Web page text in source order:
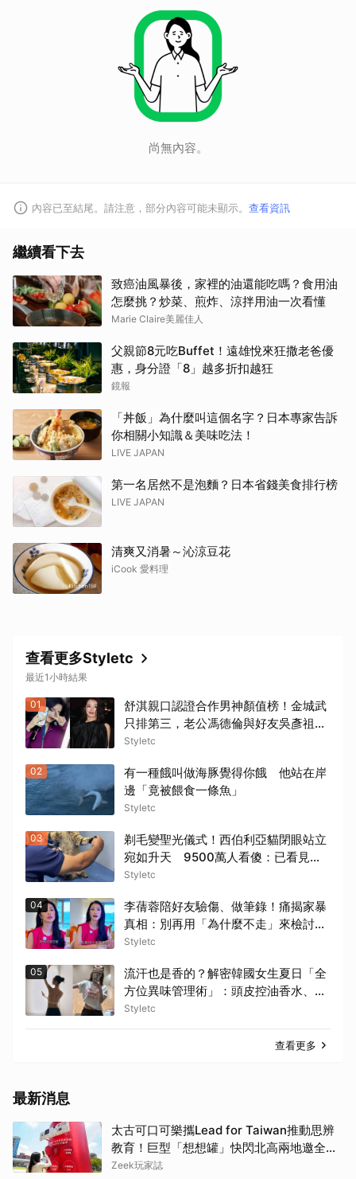
尚無內容。
內容已至結尾。請注意，部分內容可能未顯示。 查看資訊
繼續看下去
致癌油風暴後，家裡的油還能吃嗎？食用油
怎麼挑？炒菜、煎炸、涼拌用油一次看懂
Marie Claire美麗佳人
父親節8元吃Buffet！遠雄悅來狂撒老爸優
惠，身分證「8」越多折扣越狂
鏡報
「丼飯」為什麼叫這個名字？日本專家告訴
你相關小知識＆美味吃法！
LIVE JAPAN
第一名居然不是泡麵？日本省錢美食排行榜
LIVE JAPAN
清爽又消暑～沁涼豆花
iCook 愛料理
查看更多Styletc
最近1小時結果
01
舒淇親口認證合作男神顏值榜！金城武
只排第三，老公馮德倫與好友吳彥祖無
緣前三笑翻網友
Styletc
02
有一種餓叫做海豚覺得你餓 他站在岸
邊「竟被餵食一條魚」
Styletc
03
剃毛變聖光儀式！西伯利亞貓閉眼站立
宛如升天 9500萬人看傻：已看見上
帝
Styletc
04
李蒨蓉陪好友驗傷、做筆錄！痛揭家暴
真相：別再用「為什麼不走」來檢討受
害者
Styletc
05
流汗也是香的？解密韓國女生夏日「全
方位異味管理術」：頭皮控油香水、衣
物局部消臭，打造自帶母胎偽體香
Styletc
查看更多
最新消息
太古可口可樂攜Lead for Taiwan推動思辨
教育！巨型「想想罐」快閃北高兩地邀全民
挑戰「打破慣性」
Zeek玩家誌